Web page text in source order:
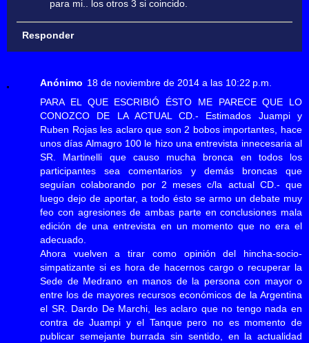
para mi.. los otros 3 si coincido.
Responder
Anónimo 18 de noviembre de 2014 a las 10:22 p.m.
PARA EL QUE ESCRIBIÓ ÉSTO ME PARECE QUE LO
CONOZCO DE LA ACTUAL CD.- Estimados Juampi y
Ruben Rojas les aclaro que son 2 bobos importantes, hace
unos días Almagro 100 le hizo una entrevista innecesaria al
SR. Martinelli que causo mucha bronca en todos los
participantes sea comentarios y demás broncas que
seguían colaborando por 2 meses c/la actual CD.- que
luego dejo de aportar, a todo ésto se armo un debate muy
feo con agresiones de ambas parte en conclusiones mala
edición de una entrevista en un momento que no era el
adecuado.
Ahora vuelven a tirar como opinión del hincha-socio-
simpatizante si es hora de hacernos cargo o recuperar la
Sede de Medrano en manos de la persona con mayor o
entre los de mayores recursos económicos de la Argentina
el SR. Dardo De Marchi, les aclaro que no tengo nada en
contra de Juampi y el Tanque pero no es momento de
publicar semejante burrada sin sentido, en la actualidad